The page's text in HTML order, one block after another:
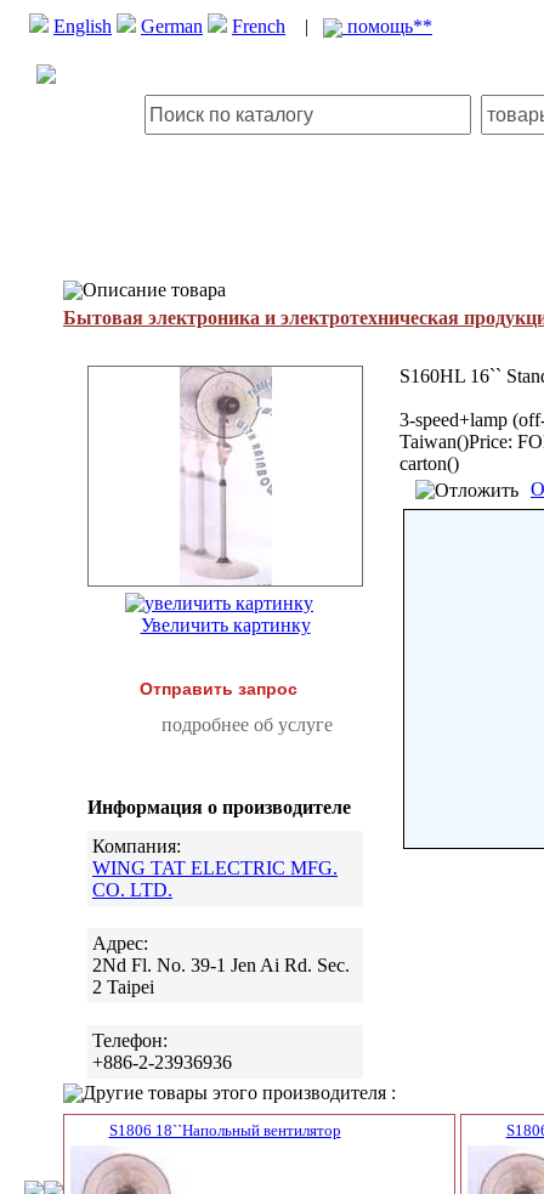
English German French | помощь**
Описание товара
Бытовая электроника и электротехническая
Увеличить картинку
Отправить запрос
подробнее об услуге
Информация о производителе
Компания:
WING TAT ELECTRIC MFG.
CO. LTD.
Адрес:
2Nd Fl. No. 39-1 Jen Ai Rd. Sec.
2 Taipei
Телефон:
+886-2-23936936
S160HL 16``
3-speed+lamp
Taiwan()Price:
carton()
Другие товары этого производителя :
S1806 18``Напольный вентилятор